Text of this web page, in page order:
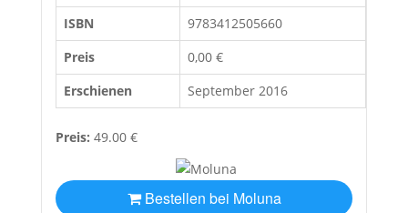
ISBN
9783412505660
Preis
0,00 €
Erschienen
September 2016
Preis: 49.00 €
Bestellen bei Moluna